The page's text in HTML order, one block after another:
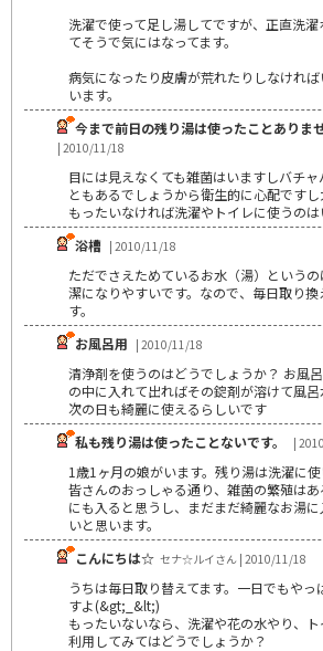
洗濯で使って足し湯してですが、正直洗
てそうで気にはなってます。
病気になったり皮膚が荒れたりしなけれ
います。
今まで前日の残り湯は使ったことありませ
| 2010/11/18
目には見えなくても雑菌はいますしバチ
ともあるでしょうから衛生的に心配です
もったいなければ洗濯やトイレに使うの
浴槽 | 2010/11/18
ただでさえためているお水（湯）という
潔になりやすいです。なので、毎日取り
す。
お風呂用 | 2010/11/18
清浄剤を使うのはどうでしょうか？ お風
の中に入れて出ればその錠剤が溶けて風呂
次の日も綺麗に使えるらしいです
私も残り湯は使ったことないです。
|
1歳1ヶ月の娘がいます。残り湯は洗濯に使
皆さんのおっしゃる通り、雑菌の繁殖は
にも入ると思うし、まだまだ綺麗なお湯
いと思います。
こんにちは☆ セナ☆ルイさん | 2010/11/18
うちは毎日取り替えてます。一日でもや
すよ(&gt;_&lt;)
もったいないなら、洗濯や花の水やり、
利用してみてはどうでしょうか？